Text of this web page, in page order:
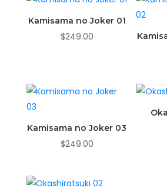
Kamisama no Joker 01
$249.00
Kamisama no Joker 03
$249.00